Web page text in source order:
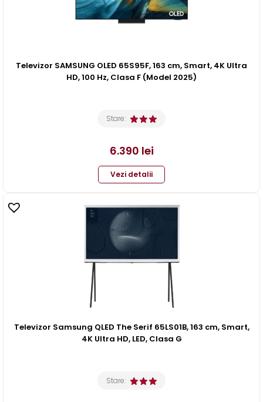
Televizor SAMSUNG OLED 65S95F, 163 cm, Smart, 4K Ultra
HD, 100 Hz, Clasa F (Model 2025)
Stare:
6.390 lei
Vezi detalii
Televizor Samsung QLED The Serif 65LS01B, 163 cm, Smart,
4K Ultra HD, LED, Clasa G
Stare: